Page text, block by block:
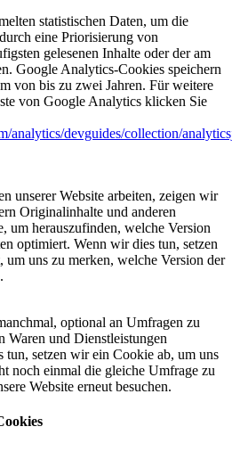
statistischen Daten, um die
eine Priorisierung von
gelesenen Inhalte oder der am
Google Analytics-Cookies speichern
von bis zu zwei Jahren. Für weitere
von Google Analytics klicken Sie
analytics/devguides/collection/
unserer Website arbeiten, zeigen wir
Originalinhalte und anderen
um herauszufinden, welche Version
optimiert. Wenn wir dies tun, setzen
uns zu merken, welche Version der
optional an Umfragen zu
Waren und Dienstleistungen
tun, setzen wir ein Cookie ab, um uns
noch einmal die gleiche Umfrage zu
Website erneut besuchen.